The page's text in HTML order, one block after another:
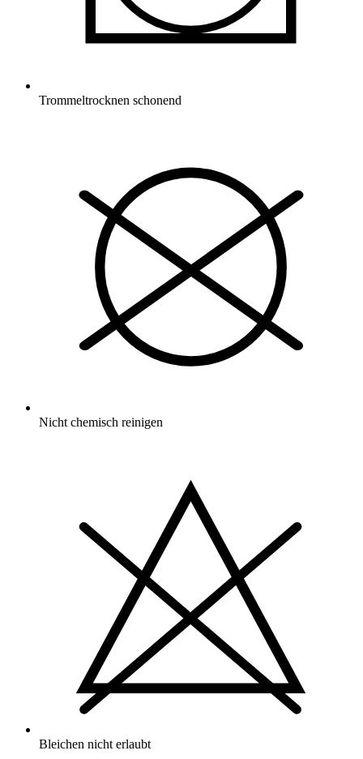
Trommeltrocknen schonend
Nicht chemisch reinigen
Bleichen nicht erlaubt